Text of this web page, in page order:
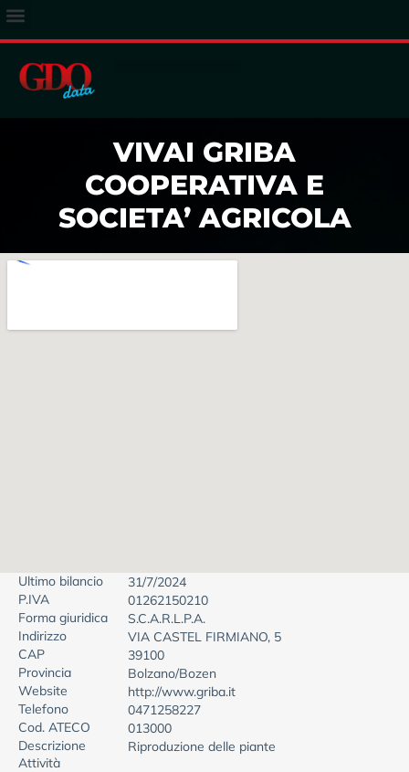
VIVAI GRIBA
COOPERATIVA E
SOCIETA’ AGRICOLA
Ultimo bilancio
31/7/2024
P.IVA
01262150210
Forma giuridica
S.C.A.R.L.P.A.
Indirizzo
VIA CASTEL FIRMIANO, 5
CAP
39100
Provincia
Bolzano/Bozen
Website
http://www.griba.it
Telefono
0471258227
Cod. ATECO
013000
Descrizione
Attività
Riproduzione delle piante